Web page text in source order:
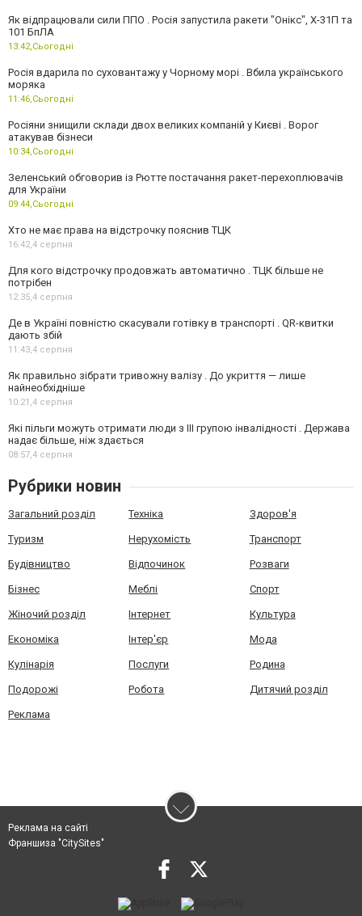
Як відпрацювали сили ППО . Росія запустила ракети "Онікс", Х-31П та
101 БпЛА
13:42,Сьогодні
Росія вдарила по суховантажу у Чорному морі . Вбила українського
моряка
11:46,Сьогодні
Росіяни знищили склади двох великих компаній у Києві . Ворог
атакував бізнеси
10:34,Сьогодні
Зеленський обговорив із Рютте постачання ракет-перехоплювачів
для України
09:44,Сьогодні
Хто не має права на відстрочку пояснив ТЦК
16:42,4 серпня
Для кого відстрочку продовжать автоматично . ТЦК більше не
потрібен
12:35,4 серпня
Де в Україні повністю скасували готівку в транспорті . QR-квитки
дають збій
11:43,4 серпня
Як правильно зібрати тривожну валізу . До укриття — лише
найнеобхідніше
10:21,4 серпня
Які пільги можуть отримати люди з III групою інвалідності . Держава
надає більше, ніж здається
08:57,4 серпня
Рубрики новин
Загальний розділ Техніка Здоров'я
Туризм Нерухомість Транспорт
Будівництво Відпочинок Розваги
Бізнес Меблі Спорт
Жіночий розділ Інтернет Культура
Економіка Інтер'єр Мода
Кулінарія Послуги Родина
Подорожі Робота Дитячий розділ
Реклама
Реклама на сайті
Франшиза "CitySites"